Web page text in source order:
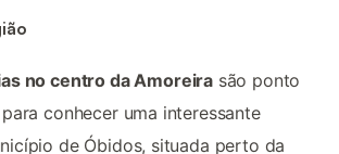
no centro da Amoreirasão ponto
conhecer uma interessante
de Óbidos, situada perto da